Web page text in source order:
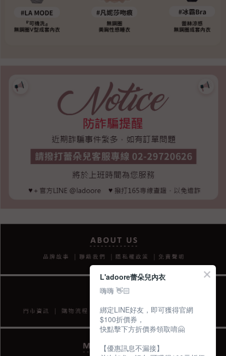
L'adoore蕾朵兒內衣
嗨嗨 👋🏻
綁定LINE好友，即可獲得官網
$100折價券，
快點擊下方折價券領取唷🤗
【優惠訊息不漏接】